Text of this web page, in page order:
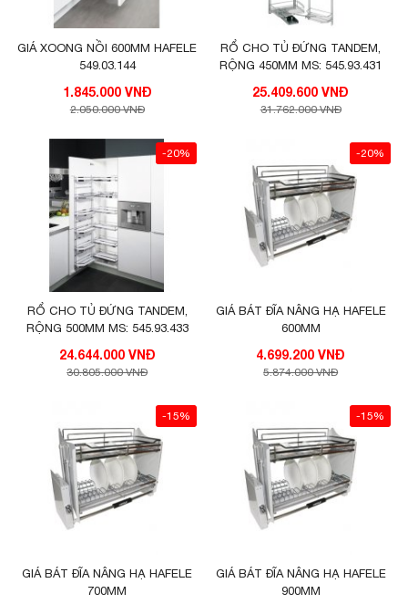
GIÁ XOONG NỒI 600MM HAFELE
549.03.144
1.845.000 VNĐ
2.050.000 VNĐ
RỔ CHO TỦ ĐỨNG TANDEM,
RỘNG 450MM MS: 545.93.431
25.409.600 VNĐ
31.762.000 VNĐ
-20%
RỔ CHO TỦ ĐỨNG TANDEM,
RỘNG 500MM MS: 545.93.433
24.644.000 VNĐ
30.805.000 VNĐ
-20%
GIÁ BÁT ĐĨA NÂNG HẠ HAFELE
600MM
4.699.200 VNĐ
5.874.000 VNĐ
-15%
GIÁ BÁT ĐĨA NÂNG HẠ HAFELE
700MM
-15%
GIÁ BÁT ĐĨA NÂNG HẠ HAFELE
900MM